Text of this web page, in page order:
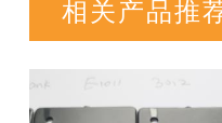
相关产品推